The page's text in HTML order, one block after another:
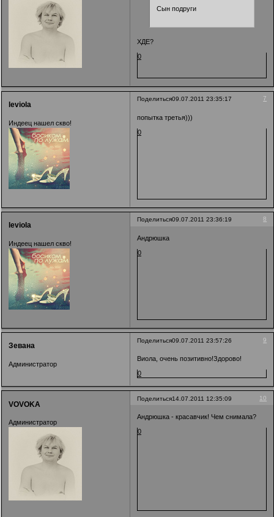
Сын подруги
ХДЕ?
0
Поделиться 7
09.07.2011 23:35:17
leviola
Индеец нашел скво!
попытка третья)))
0
Поделиться 8
09.07.2011 23:36:19
leviola
Индеец нашел скво!
Андрюшка
0
Поделиться 9
09.07.2011 23:57:26
Зевана
Администратор
Виола, очень позитивно!Здорово!
0
Поделиться 10
14.07.2011 12:35:09
VOVOKA
Администратор
Андрюшка - красавчик! Чем снимала?
0